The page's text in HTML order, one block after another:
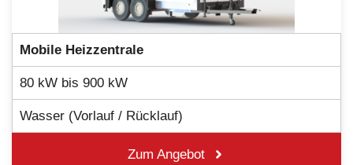
Mobile Heizzentrale
80 kW bis 900 kW
Wasser (Vorlauf / Rücklauf)
Zum Angebot